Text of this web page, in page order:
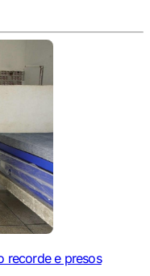
recorde e presos